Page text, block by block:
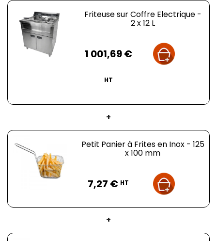
Friteuse sur Coffre Electrique -
2 x 12 L
1 001,69 €
HT
+
Petit Panier à Frites en Inox - 125
x 100 mm
7,27 € HT
+